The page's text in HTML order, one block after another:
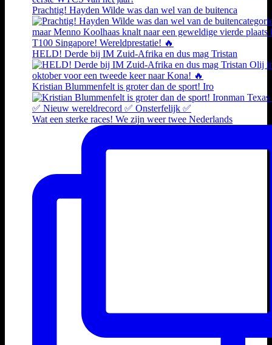
Prachtig! Hayden Wilde was dan wel van de buitenca
HELD! Derde bij IM Zuid-Afrika en dus mag Tristan
Kristian Blummenfelt is groter dan de sport! Iro
Wat een sterke races! We zijn weer twee Nederlands